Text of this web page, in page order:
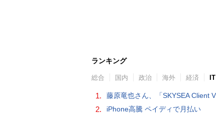
ランキング
総合 国内 政治 海外 経済 IT
1. 藤原竜也さん、「SKYSEA Client View」新CMで「AI労務改善」をアピール 働き方をAIが分析したら「すぐに休ん
2. iPhone高騰 ペイディで月払い